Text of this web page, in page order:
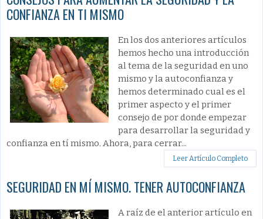
CONFIANZA EN TI MISMO
En los dos anteriores artículos
hemos hecho una introducción
al tema de la seguridad en uno
mismo y la autoconfianza y
hemos determinado cual es el
primer aspecto y el primer
consejo de por donde empezar
para desarrollar la seguridad y
confianza en tí mismo. Ahora, para cerrar...
Leer Artículo Completo
SEGURIDAD EN MÍ MISMO. TENER AUTOCONFIANZA
A raíz de el anterior artículo en